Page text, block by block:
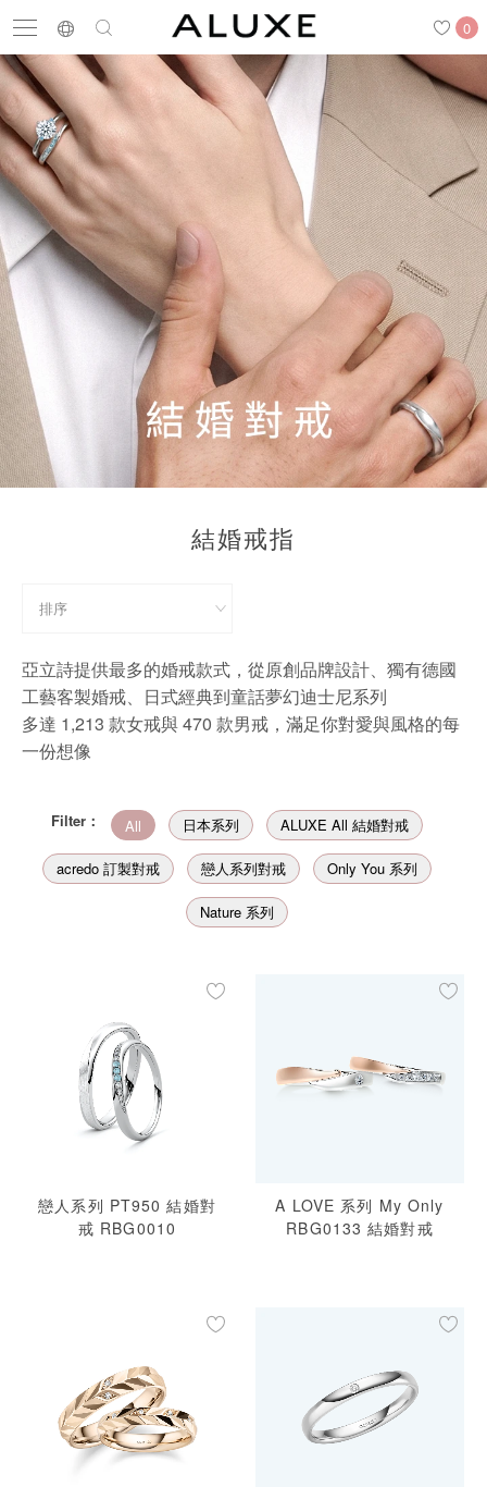
0
求婚鑽戒 嚴選鑽石
最新消息 門市一覽 預約來店
求婚鑽戒
結婚戒指
黃金金飾
關於ALUXE
嚴選鑽石
最新消息
婚禮護照
線上購物
結婚戒指
亞立詩提供最多的婚戒款式，從原創品牌設計、獨有德國
工藝客製婚戒、日式經典到童話夢幻迪士尼系列
多達 1,213 款女戒與 470 款男戒，滿足你對愛與風格的每
一份想像
Filter： All 日本系列 ALUXE All 結婚對戒
acredo 訂製對戒 戀人系列對戒 Only You 系列
Nature 系列
戀人系列 PT950 結婚對
戒 RBG0010
A LOVE 系列 My Only
RBG0133 結婚對戒